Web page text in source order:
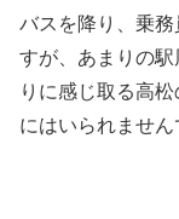
バスを降り、乗
すが、あまりの
りに感じ取る高
にはいられません